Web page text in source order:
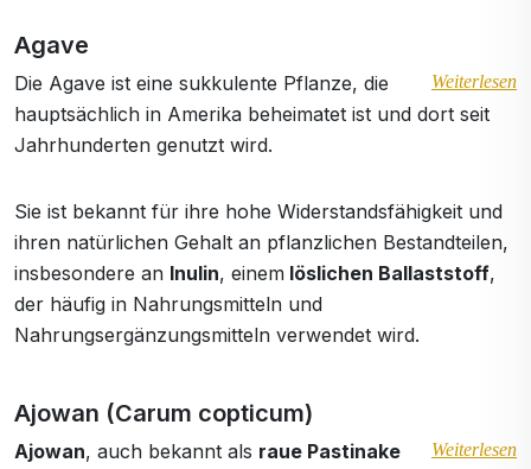
Agave
Weiterlesen
Die Agave ist eine sukkulente Pflanze, die
hauptsächlich in Amerika beheimatet ist und dort seit
Jahrhunderten genutzt wird.
Sie ist bekannt für ihre hohe Widerstandsfähigkeit und
ihren natürlichen Gehalt an pflanzlichen Bestandteilen,
insbesondere an Inulin, einem löslichen Ballaststoff,
der häufig in Nahrungsmitteln und
Nahrungsergänzungsmitteln verwendet wird.
Ajowan (Carum copticum)
Weiterlesen
Ajowan, auch bekannt als raue Pastinake